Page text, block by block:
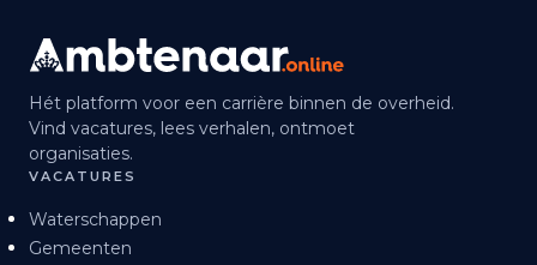
Hét platform voor een carrière binnen de overheid.
Vind vacatures, lees verhalen, ontmoet
organisaties.
VACATURES
Waterschappen
Gemeenten